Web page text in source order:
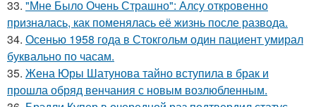
33. "Мне Было Очень Страшно": Алсу откровенно
призналась, как поменялась её жизнь после развода.
34. Осенью 1958 года в Стокгольм один пациент умирал
буквально по часам.
35. Жена Юры Шатунова тайно вступила в брак и
прошла обряд венчания с новым возлюбленным.